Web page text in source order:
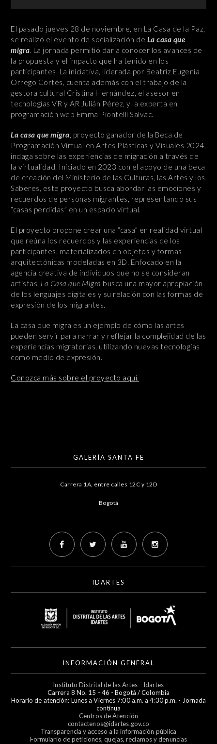
El pasado jueves 28 de noviembre, en La Casa de la Paz,
se realizó el evento de socialización de La casa que
migra . La jornada permitió dar a conocer los avances de
la propuesta y el impacto que ha tenido en los
participantes. La iniciativa, liderada por Beatriz Eugenia
Orrego Cortés, cuenta además con el trabajo de la
gestora cultural Cristina Hernández, el asesor en
tecnologías VR y AR Julián Pérez, y la experta en
programación web Emma Piontelli Salvac.
La casa que migra , proyecto ganador de la Beca de
Programación Virtual en Artes Plásticas y Visuales 2024,
indaga sobre las experiencias de migración a través de
la virtualidad. Iniciado en 2023 con el apoyo de una beca
de creación del Ministerio de las Culturas, las Artes y los
Saberes, este proyecto busca abordar las emociones y
recuerdos de personas migrantes, representando sus
“casas perdidas” en un espacio virtual.
El proyecto propone crear una “casa” en realidad virtual
que reúna los recuerdos y las experiencias de los
participantes, materializados en objetos y formas
arquitectónicas modeladas en 3D. Enfocado en la
agencia creativa de individuos que no se consideran
artistas, La Casa que Migra busca una mayor apropiación
de los lenguajes digitales y su relación con las formas de
expresión de los migrantes.
La casa que migra es un ejemplo de cómo las artes
pueden servir para narrar y reflejar la complejidad de las
experiencias migratorias, utilizando nuevas tecnologías
como medio de expresión.
Conozca más sobre el proyecto aquí.
GALERÍA SANTA FE
Carrera 1A, entre calles 12C y 12D
Bogotá
IDARTES
INFORMACIÓN GENERAL
Instituto Distrital de las Artes - Idartes
Carrera 8 No. 15 - 46 - Bogotá / Colombia
Horario de atención: Lunes a Viernes 7:00 a.m. a 4:30 p.m. - Jornada
continua
Centros de Atención
contactenos@idartes.gov.co
Transparencia y acceso a la información pública
Formulario de peticiones, quejas, reclamos y denuncias